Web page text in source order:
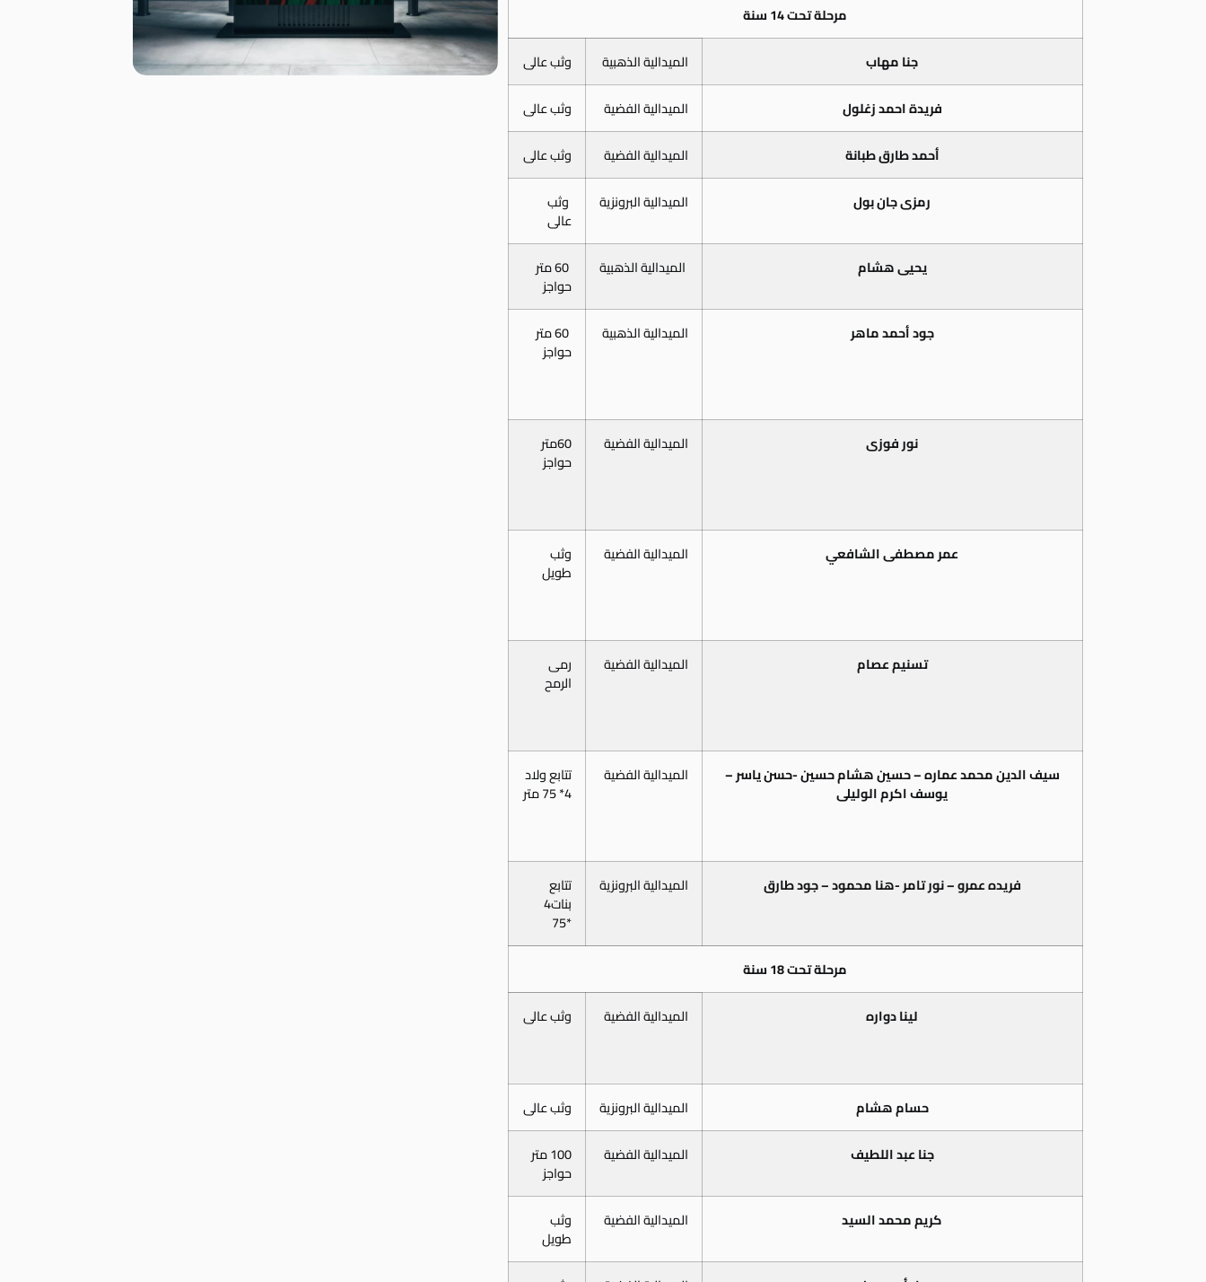
مرحلة تحت 14 سنة
جنا مهاب
الميدالية الذهبية
وثب عالى
فريدة احمد زغلول
الميدالية الفضية
وثب عالى
أحمد طارق طبانة
الميدالية الفضية
وثب عالى
رمزى جان بول
الميدالية البرونزية وثب
عالى
يحيى هشام
الميدالية الذهبية 60 متر
حواجز
جود أحمد ماهر
الميدالية الذهبية 60 متر
حواجز
نور فوزى الميدالية الفضية 60متر
حواجز
عمر مصطفى الشافعي الميدالية الفضية وثب
طويل
تسنيم عصام الميدالية الفضية رمى
الرمح
سيف الدين محمد عماره – حسين هشام حسين -حسن ياسر –
يوسف اكرم الوليلى
الميدالية الفضية تتابع ولاد
4* 75 متر
فريده عمرو – نور تامر -هنا محمود – جود طارق الميدالية البرونزية تتابع
بنات4
*75
مرحلة تحت 18 سنة
لينا دواره
الميدالية الفضية وثب عالى
حسام هشام الميدالية البرونزية
وثب عالى
جنا عبد اللطيف
الميدالية الفضية 100 متر
حواجز
كريم محمد السيد
الميدالية الفضية وثب
طويل